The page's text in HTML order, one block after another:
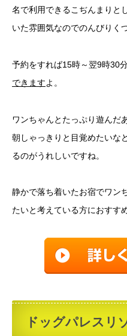
名で利用できるこぢんまりと
いた雰囲気なのでのんびりく
予約をすれば15時～翌9時30
できますよ。
ワンちゃんとたっぷり遊んだ
朝しゃっきりと目覚めたいな
るのがうれしいですね。
静かで落ち着いたお宿でワン
たいと考えている方におすす
ドッグパレスリ